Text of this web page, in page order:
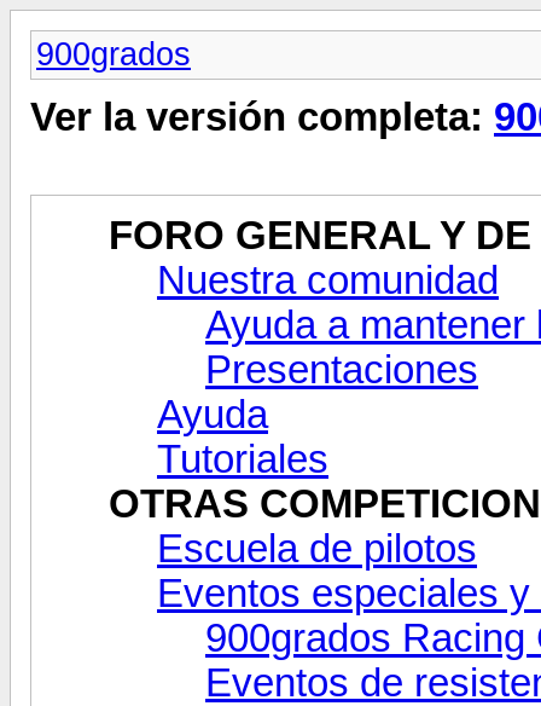
900grados
Ver la versión completa:
FORO GENERAL Y
Nuestra comunidad
Ayuda a mantener
Presentaciones
Ayuda
Tutoriales
OTRAS
Escuela de pilotos
Eventos especiales
900grados Racing
Eventos de